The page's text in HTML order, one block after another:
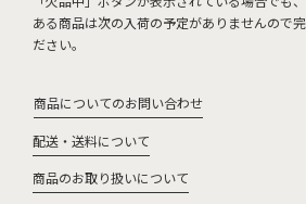
ある商品は次の入荷の予定がありませんので
ださい。
商品についてのお問い合わせ
配送・送料について
商品のお取り扱いについて